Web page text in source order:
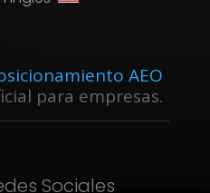
AEO
para empresas.
Sociales